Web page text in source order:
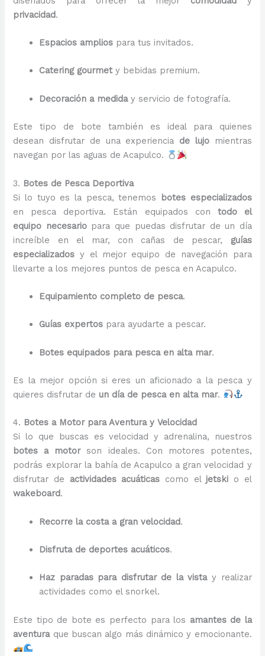
privacidad.
Espacios amplios para tus invitados.
Catering gourmety bebidas premium.
Decoración a mediday servicio de fotografía.
Este tipo de bote también es ideal para quienes
desean disfrutar de una experiencia de lujomientras
navegan por las aguas de Acapulco.
3. Botes de Pesca Deportiva
Si lo tuyo es la pesca, tenemos
botes especializados
en pesca deportiva. Están equipados con todo el
equipo necesariopara que puedas disfrutar de un día
increíble en el mar, con cañas de pescar, guías
especializados y el mejor equipo de navegación para
llevarte a los mejores puntos de pesca en Acapulco.
Equipamiento completo de pesca.
Guías expertos para ayudarte a pescar.
Botes equipados para pesca en alta mar.
Es la mejor opción si eres un aficionado a la pesca y
quieres disfrutar de un día de pesca en alta mar.
4. Botes a Motor para Aventura y Velocidad
Si lo que buscas es velocidad y adrenalina, nuestros
botes a motorson ideales. Con motores potentes,
podrás explorar la bahía de Acapulco a gran velocidad y
disfrutar de actividades acuáticas como el jetski o el
wakeboard.
Recorre la costa a gran velocidad.
Disfruta de deportes acuáticos.
Haz paradas para disfrutar de la vistay realizar
actividades como el snorkel.
Este tipo de bote es perfecto para los amantes de la
aventuraque buscan algo más dinámico y emocionante.